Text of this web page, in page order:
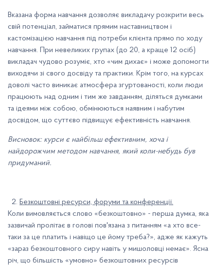
Вказана форма навчання дозволяє викладачу розкрити весь
свій потенціал, займатися прямим наставництвом і
кастомізацією навчання під потреби клієнта прямо по ходу
навчання. При невеликих групах (до 20, а краще 12 осіб)
викладач чудово розуміє, хто «чим дихає» і може допомогти
виходячи зі свого досвіду та практики. Крім того, на курсах
доволі часто виникає атмосфера згуртованості, коли люди
працюють над одним і тим же завданням, діляться думками
та ідеями між собою, обмінюються наявним і набутим
досвідом, що суттєво підвищує ефективність навчання.
Висновок: курси є найбільш ефективним, хоча і
найдорожчим методом навчання, який коли-небудь був
придуманий.
Безкоштовні ресурси, форуми та конференції.
Коли вимовляється слово «безкоштовно» - перша думка, яка
зазвичай пролітає в голові пов'язана з питанням «а хто все-
таки за це платить і навіщо це йому треба?», адже як кажуть
«зараз безкоштовного сиру навіть у мишоловці немає». Ясна
річ, що більшість «умовно» безкоштовних ресурсів